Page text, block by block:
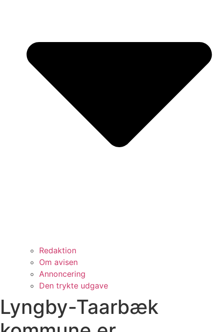
Redaktion
Om avisen
Annoncering
Den trykte udgave
Lyngby-Taarbæk